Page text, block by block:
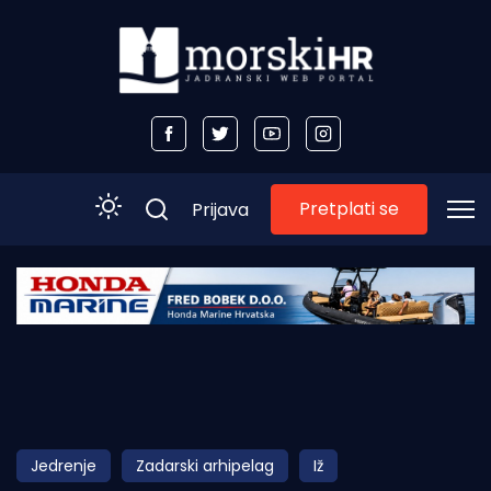
Početna
Obala
Prijava Pretplati se
Jedrenje Zadarski arhipelag Iž